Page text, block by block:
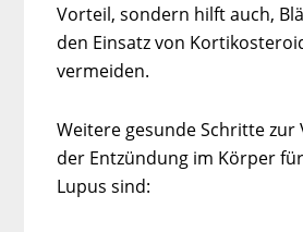
Vorteil, sondern hilft auch,
den Einsatz von
vermeiden.
Weitere gesunde Schritte
der Entzündung im Körper
Lupus sind: